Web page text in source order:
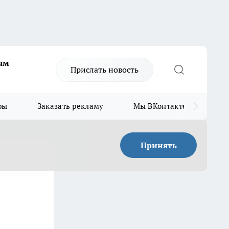
Прислать новость
Заказать рекламу Мы ВКонтакте
Принять